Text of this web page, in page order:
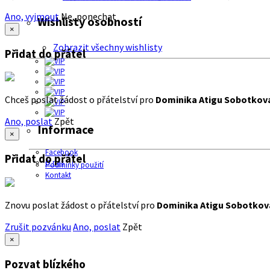
Wishlisty osobností
Zobrazit všechny wishlisty
Informace
Facebook
O nás
Podmínky použití
Kontakt
Ano, vyjmout Ne, ponechat
×
Přidat do přátel
Chceš poslat žádost o přátelství pro Dominika Atigu
Ano, poslat Zpět
×
Přidat do přátel
Znovu poslat žádost o přátelství pro Dominika Atigu
Zrušit pozvánku Ano, poslat Zpět
×
Pozvat blízkého